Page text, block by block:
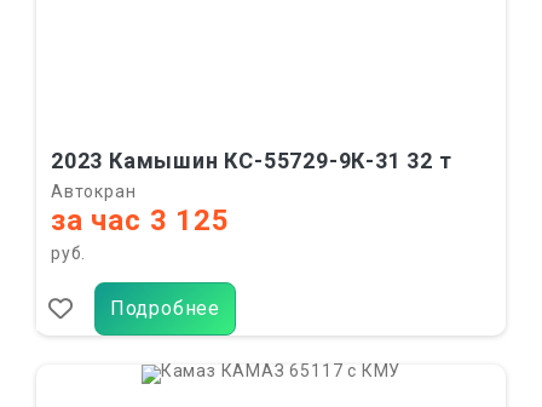
2023 Камышин КС-55729-9К-31 32 т
Автокран
за час 3 125
руб.
Подробнее